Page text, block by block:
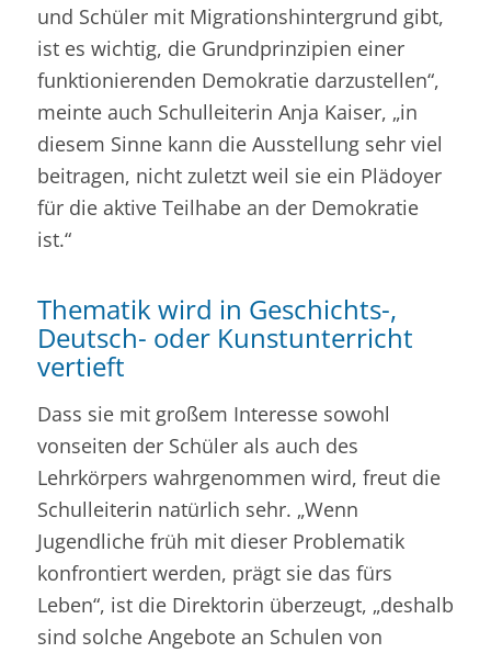
und Schüler mit Migrationshintergrund gibt,
ist es wichtig, die Grundprinzipien einer
funktionierenden Demokratie darzustellen“,
meinte auch Schulleiterin Anja Kaiser, „in
diesem Sinne kann die Ausstellung sehr viel
beitragen, nicht zuletzt weil sie ein Plädoyer
für die aktive Teilhabe an der Demokratie
ist.“
Thematik wird in Geschichts-,
Deutsch- oder Kunstunterricht
vertieft
Dass sie mit großem Interesse sowohl
vonseiten der Schüler als auch des
Lehrkörpers wahrgenommen wird, freut die
Schulleiterin natürlich sehr. „Wenn
Jugendliche früh mit dieser Problematik
konfrontiert werden, prägt sie das fürs
Leben“, ist die Direktorin überzeugt, „deshalb
sind solche Angebote an Schulen von